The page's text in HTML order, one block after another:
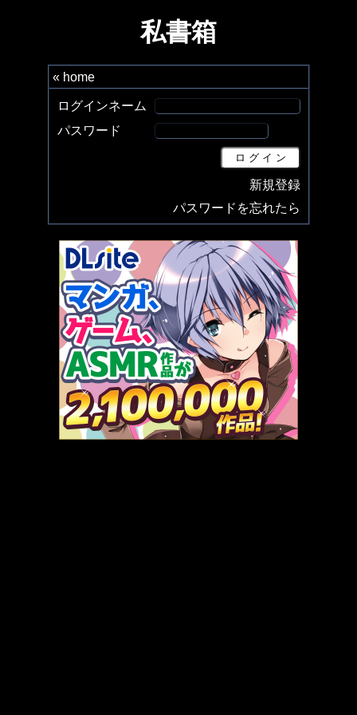
私書箱
« home
ログインネーム
パスワード
新規登録
パスワードを忘れたら